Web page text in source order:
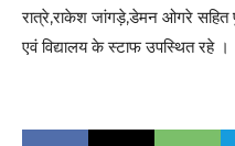
रात्रे,राकेश जांगड़े,डेमन ओगरे सहित
एवं विद्यालय के स्टाफ उपस्थित रहे ।